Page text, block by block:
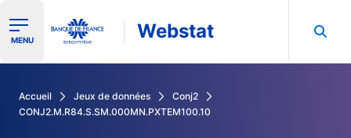
Ouvrir le menu de navigation
MENU Webstat
Accueil Jeux de données
Conj2
CONJ2.M.R84.S.SM.000MN.PXTEM100.10